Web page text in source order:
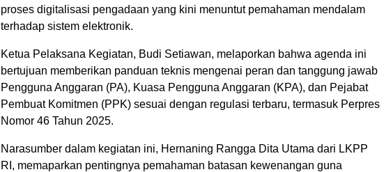
proses digitalisasi pengadaan yang kini menuntut pemahaman mendalam
terhadap sistem elektronik.
Ketua Pelaksana Kegiatan, Budi Setiawan, melaporkan bahwa agenda ini
bertujuan memberikan panduan teknis mengenai peran dan tanggung jawab
Pengguna Anggaran (PA), Kuasa Pengguna Anggaran (KPA), dan Pejabat
Pembuat Komitmen (PPK) sesuai dengan regulasi terbaru, termasuk Perpres
Nomor 46 Tahun 2025.
Narasumber dalam kegiatan ini, Hernaning Rangga Dita Utama dari LKPP
RI, memaparkan pentingnya pemahaman batasan kewenangan guna